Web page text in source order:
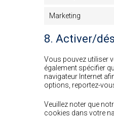
Marketing
8. Activer/
Vous pouvez utiliser
également spécifier
navigateur Internet
options, reportez-
Veuillez noter que
cookies dans votre